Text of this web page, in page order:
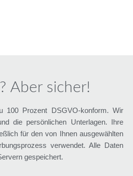
Aber sicher!
100 Prozent DSGVO-konform. Wir
die persönlichen Unterlagen. Ihre
für den von Ihnen ausgewählten
verwendet. Alle Daten
gespeichert.